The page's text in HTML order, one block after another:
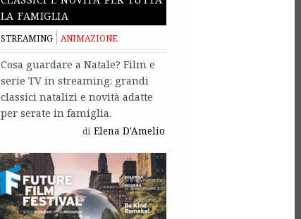
la famiglia
STREAMING ANIMAZIONE
Cosa guardare a Natale? Film e
serie TV in streaming: grandi
classici natalizi e novità adatte
per serate in famiglia.
di Elena D'Amelio